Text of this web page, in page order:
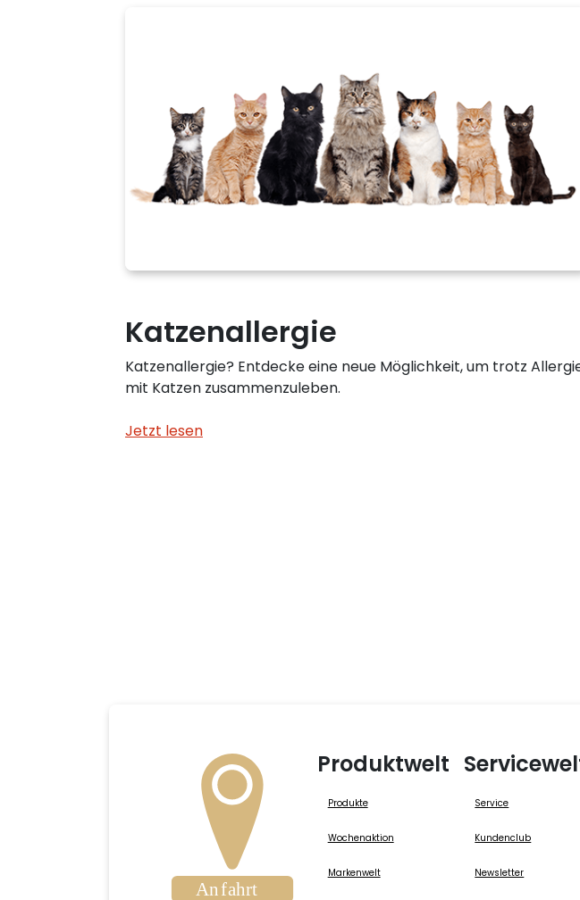
Katzenallergie
Katzenallergie? Entdecke eine neue Möglichkeit, um trotz
mit Katzen zusammenzuleben.
Jetzt lesen
Produktwelt
Produkte
Wochenaktion
Markenwelt
Service
Kundenclub
Newsletter